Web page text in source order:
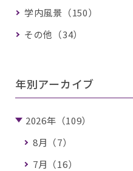
学内風景（150）
その他（34）
年別アーカイブ
2026年（109）
8月（7）
7月（16）